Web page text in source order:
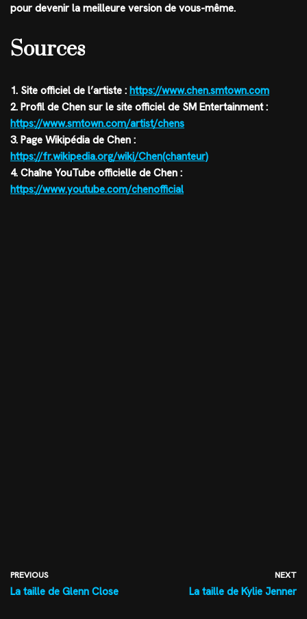
pour devenir la meilleure version de vous-même.
Sources
1. Site officiel de l’artiste : https://www.chen.smtown.com
2. Profil de Chen sur le site officiel de SM Entertainment :
https://www.smtown.com/artist/chens
3. Page Wikipédia de Chen :
https://fr.wikipedia.org/wiki/Chen(chanteur)
4. Chaîne YouTube officielle de Chen :
https://www.youtube.com/chenofficial
PREVIOUS
La taille de Glenn Close
NEXT
La taille de Kylie Jenner